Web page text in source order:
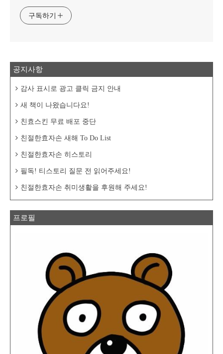
구독하기
공지사항
감사 표시로 광고 클릭 금지 안내
새 책이 나왔습니다요!
친효스킨 무료 배포 중단
친절한효자손 새해 To Do List
친절한효자손 히스토리
필독! 티스토리 질문 전 읽어주세요!
친절한효자손 취미생활을 후원해 주세요!
프로필